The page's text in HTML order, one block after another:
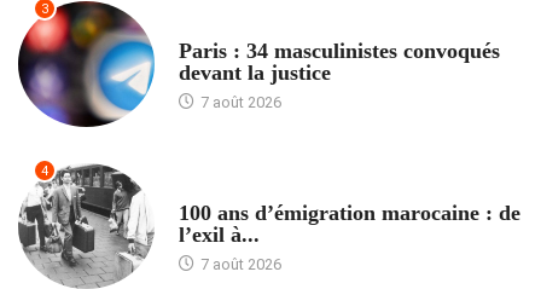
3
Paris : 34 masculinistes convoqués
devant la justice
7 août 2026
4
100 ans d’émigration marocaine : de
l’exil à...
7 août 2026